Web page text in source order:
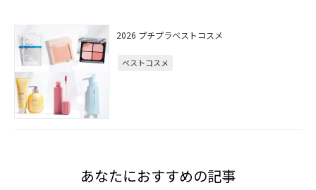
2026 プチプラベストコスメ
ベストコスメ
あなたにおすすめの記事